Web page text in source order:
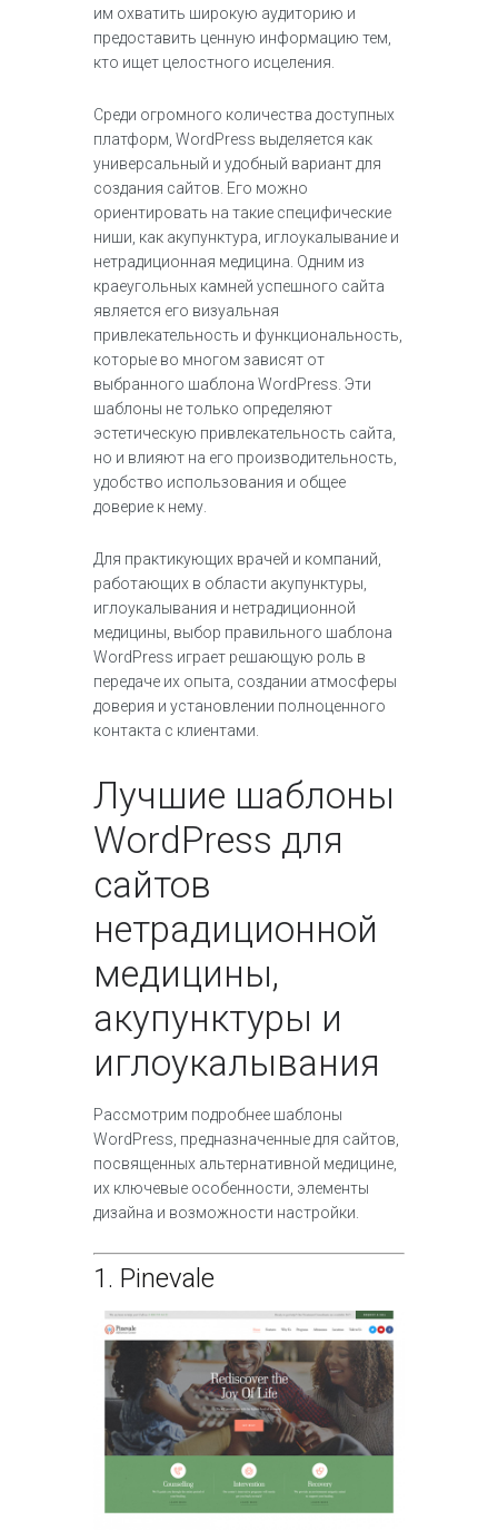
им охватить широкую аудиторию и
предоставить ценную информацию тем,
кто ищет целостного исцеления.
Среди огромного количества доступных
платформ, WordPress выделяется как
универсальный и удобный вариант для
создания сайтов. Его можно
ориентировать на такие специфические
ниши, как акупунктура, иглоукалывание и
нетрадиционная медицина. Одним из
краеугольных камней успешного сайта
является его визуальная
привлекательность и функциональность,
которые во многом зависят от
выбранного шаблона WordPress. Эти
шаблоны не только определяют
эстетическую привлекательность сайта,
но и влияют на его производительность,
удобство использования и общее
доверие к нему.
Для практикующих врачей и компаний,
работающих в области акупунктуры,
иглоукалывания и нетрадиционной
медицины, выбор правильного шаблона
WordPress играет решающую роль в
передаче их опыта, создании атмосферы
доверия и установлении полноценного
контакта с клиентами.
Лучшие шаблоны
WordPress для
сайтов
нетрадиционной
медицины,
акупунктуры и
иглоукалывания
Рассмотрим подробнее шаблоны
WordPress, предназначенные для сайтов,
посвященных альтернативной медицине,
их ключевые особенности, элементы
дизайна и возможности настройки.
1. Pinevale